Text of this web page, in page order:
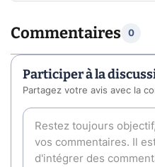
Commentaires 0
Participer à la
Partagez votre avis avec la